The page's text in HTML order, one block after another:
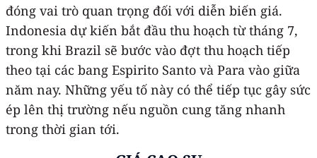
đóng vai trò quan trọng đối với diễn biến giá.
Indonesia dự kiến bắt đầu thu hoạch từ tháng 7,
trong khi Brazil sẽ bước vào đợt thu hoạch tiếp
theo tại các bang Espirito Santo và Para vào giữa
năm nay. Những yếu tố này có thể tiếp tục gây sức
ép lên thị trường nếu nguồn cung tăng nhanh
trong thời gian tới.